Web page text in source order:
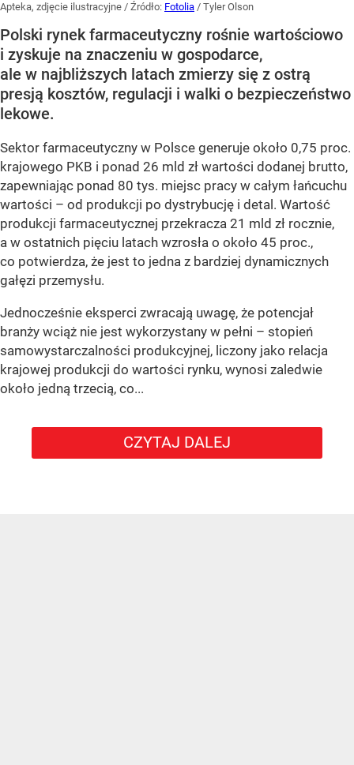
Apteka, zdjęcie ilustracyjne / Źródło: Fotolia / Tyler Olson
Polski rynek farmaceutyczny rośnie wartościowo
i zyskuje na znaczeniu w gospodarce,
ale w najbliższych latach zmierzy się z ostrą
presją kosztów, regulacji i walki o bezpieczeństwo
lekowe.
Sektor farmaceutyczny w Polsce generuje około 0,75 proc.
krajowego PKB i ponad 26 mld zł wartości dodanej brutto,
zapewniając ponad 80 tys. miejsc pracy w całym łańcuchu
wartości – od produkcji po dystrybucję i detal. Wartość
produkcji farmaceutycznej przekracza 21 mld zł rocznie,
a w ostatnich pięciu latach wzrosła o około 45 proc.,
co potwierdza, że jest to jedna z bardziej dynamicznych
gałęzi przemysłu.
Jednocześnie eksperci zwracają uwagę, że potencjał
branży wciąż nie jest wykorzystany w pełni – stopień
samowystarczalności produkcyjnej, liczony jako relacja
krajowej produkcji do wartości rynku, wynosi zaledwie
około jedną trzecią, co...
CZYTAJ DALEJ